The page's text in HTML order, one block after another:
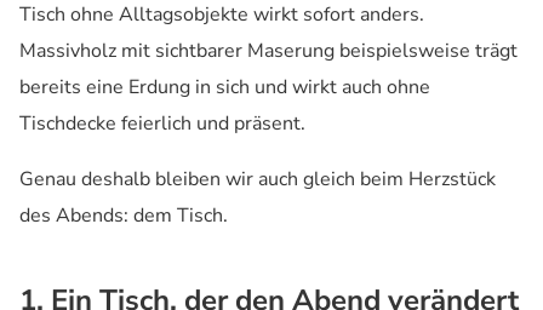
Tisch ohne Alltagsobjekte wirkt sofort anders.
Massivholz mit sichtbarer Maserung beispielsweise trägt
bereits eine Erdung in sich und wirkt auch ohne
Tischdecke feierlich und präsent.
Genau deshalb bleiben wir auch gleich beim Herzstück
des Abends: dem Tisch.
1. Ein Tisch, der den Abend verändert